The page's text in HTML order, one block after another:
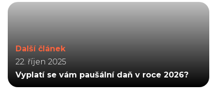
Další článek
22. říjen 2025
Vyplatí se vám paušální daň v roce 2026?